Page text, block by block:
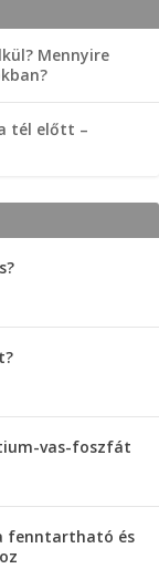
Mennyire
tél előtt –
vas-foszfát
fenntartható és